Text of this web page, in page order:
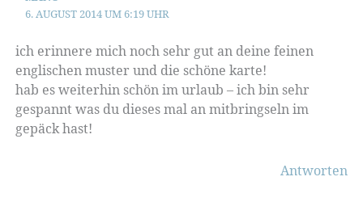
6. AUGUST 2014 UM 6:19 UHR
ich erinnere mich noch sehr gut an deine feinen
englischen muster und die schöne karte!
hab es weiterhin schön im urlaub – ich bin sehr
gespannt was du dieses mal an mitbringseln im
gepäck hast!
Antworten